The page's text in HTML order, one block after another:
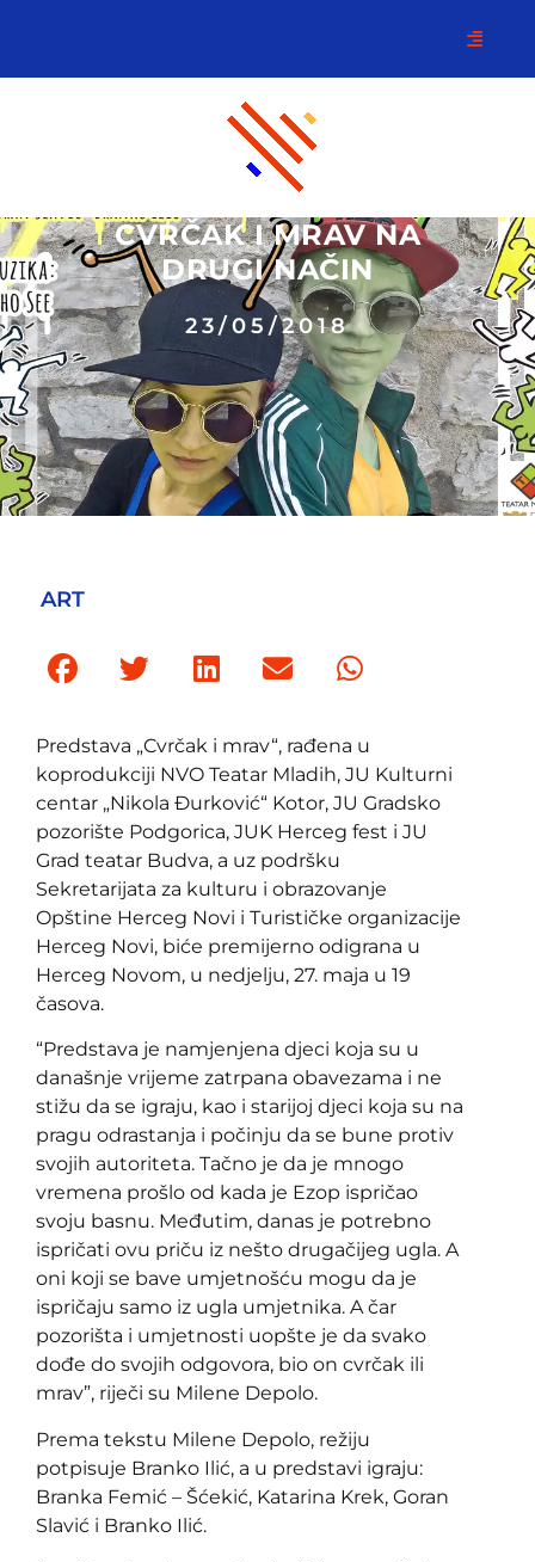
CVRČAK I MRAV NA
DRUGI NAČIN
23/05/2018
ART
Predstava „Cvrčak i mrav“, rađena u
koprodukciji NVO Teatar Mladih, JU Kulturni
centar „Nikola Đurković“ Kotor, JU Gradsko
pozorište Podgorica, JUK Herceg fest i JU
Grad teatar Budva, a uz podršku
Sekretarijata za kulturu i obrazovanje
Opštine Herceg Novi i Turističke organizacije
Herceg Novi, biće premijerno odigrana u
Herceg Novom, u nedjelju, 27. maja u 19
časova.
“Predstava je namjenjena djeci koja su u
današnje vrijeme zatrpana obavezama i ne
stižu da se igraju, kao i starijoj djeci koja su na
pragu odrastanja i počinju da se bune protiv
svojih autoriteta. Tačno je da je mnogo
vremena prošlo od kada je Ezop ispričao
svoju basnu. Međutim, danas je potrebno
ispričati ovu priču iz nešto drugačijeg ugla. A
oni koji se bave umjetnošću mogu da je
ispričaju samo iz ugla umjetnika. A čar
pozorišta i umjetnosti uopšte je da svako
dođe do svojih odgovora, bio on cvrčak ili
mrav”, riječi su Milene Depolo.
Prema tekstu Milene Depolo, režiju
potpisuje Branko Ilić, a u predstavi igraju:
Branka Femić – Šćekić, Katarina Krek, Goran
Slavić i Branko Ilić.